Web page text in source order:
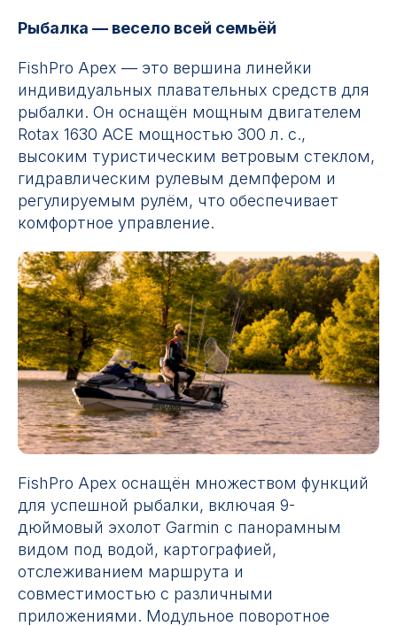
Рыбалка — весело всей семьёй
FishPro Apex — это вершина линейки
индивидуальных плавательных средств для
рыбалки. Он оснащён мощным двигателем
Rotax 1630 ACE мощностью 300 л. с.,
высоким туристическим ветровым стеклом,
гидравлическим рулевым демпфером и
регулируемым рулём, что обеспечивает
комфортное управление.
FishPro Apex оснащён множеством функций
для успешной рыбалки, включая 9-
дюймовый эхолот Garmin с панорамным
видом под водой, картографией,
отслеживанием маршрута и
совместимостью с различными
приложениями. Модульное поворотное